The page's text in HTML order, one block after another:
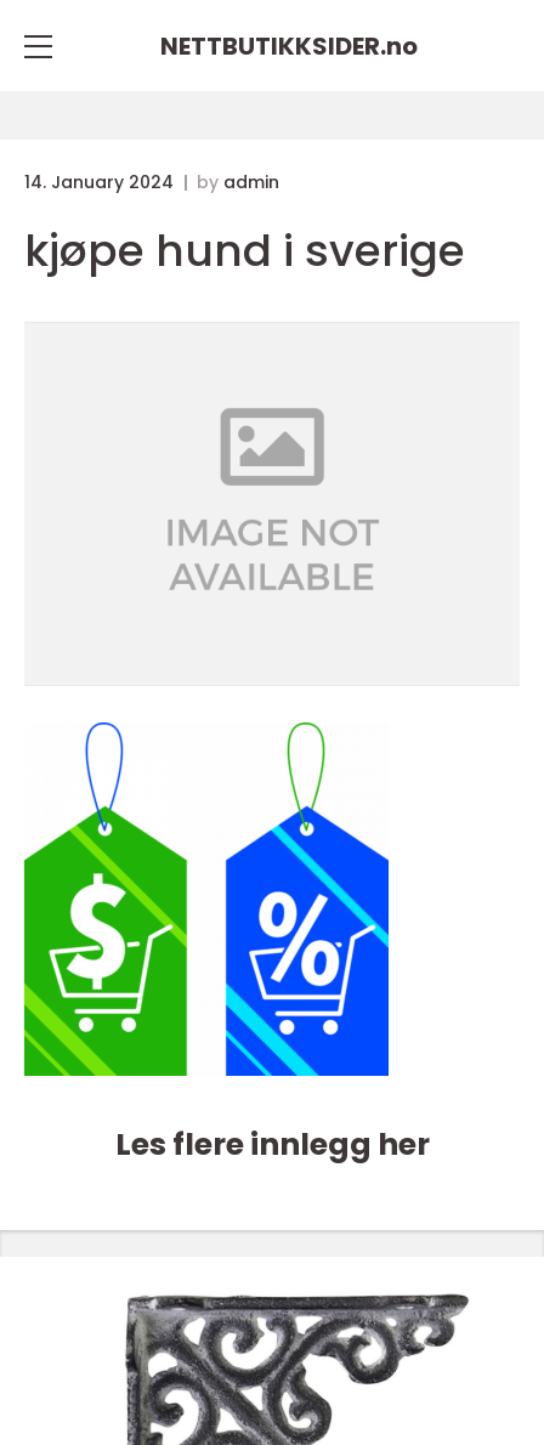
NETTBUTIKKSIDER.no
14. January 2024 by admin
kjøpe hund i sverige
Les flere innlegg her